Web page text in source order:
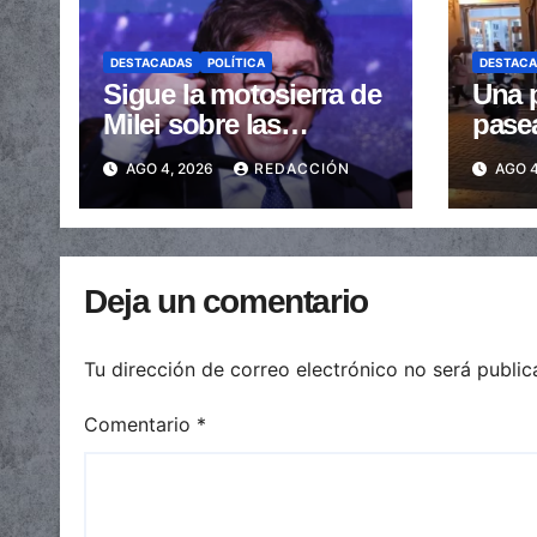
DESTACADAS POLÍTICA
Sigue la motosierra de
Milei sobre las
provincias: nueva
caída de las
transferencias no
automáticas
AGO 4, 2026 REDACCIÓN
Una
AGO
Deja un comentario
Tu dirección de correo electrónico no será
Comentario *